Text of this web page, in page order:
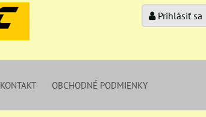
Prihlásiť sa
KONTAKT OBCHODNÉ PODMIENKY